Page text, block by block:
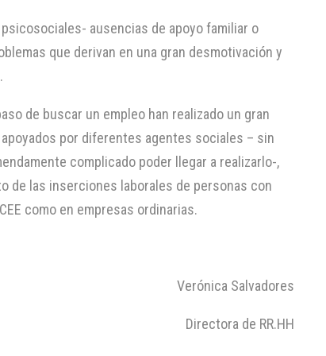
ausencias de apoyo familiar o
que derivan en una gran desmotivación y
de buscar un empleo han realizado un gran
por diferentes agentes sociales – sin
complicado poder llegar a realizarlo-,
de las inserciones laborales de personas con
como en empresas ordinarias.
Verónica Salvadores
Directora de RR.HH